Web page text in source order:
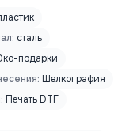
сталь
подарки
Шелкография
Печать DTF